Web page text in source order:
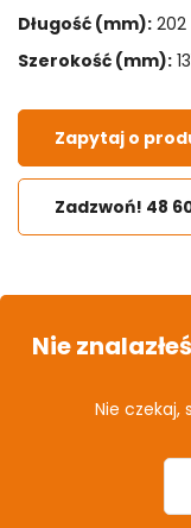
Długość (mm): 202
Szerokość (mm):
Zapytaj o
Zadzwoń! 48
Nie
Nie czekaj,